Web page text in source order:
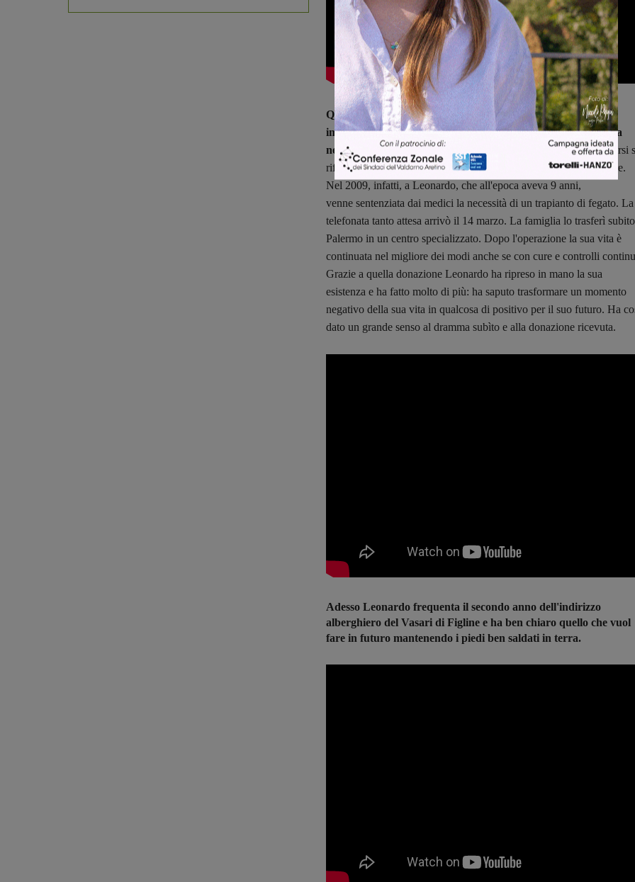
Quando Leonardo parla di una passione nata per la sua
impossibilità a giocare a calcio o a praticare altri sport e per la
necessità comunque di trascorrere
il tempo senza troppo sforzarsi
riferisce a una grande prova che la vita lo ha costretto ad affrontare.
Nel 2009, infatti, a Leonardo, che all'epoca aveva 9 anni,
venne sentenziata dai medici la necessità di un trapianto di fegato. La
telefonata tanto attesa arrivò il 14 marzo. La famiglia lo trasferì
Palermo in un centro specializzato. Dopo l'operazione la sua vita è
continuata nel migliore dei modi anche se con cure e controlli
Grazie a quella donazione Leonardo ha ripreso in mano la sua
esistenza e ha fatto molto di più: ha saputo trasformare un momento
negativo della sua vita in qualcosa di positivo per il suo futuro. Ha
dato un grande senso al dramma subìto e alla donazione ricevuta.
Adesso Leonardo frequenta il secondo anno dell'indirizzo
alberghiero del Vasari di Figline e ha ben chiaro quello che vuol
fare in futuro mantenendo i piedi ben saldati in terra.